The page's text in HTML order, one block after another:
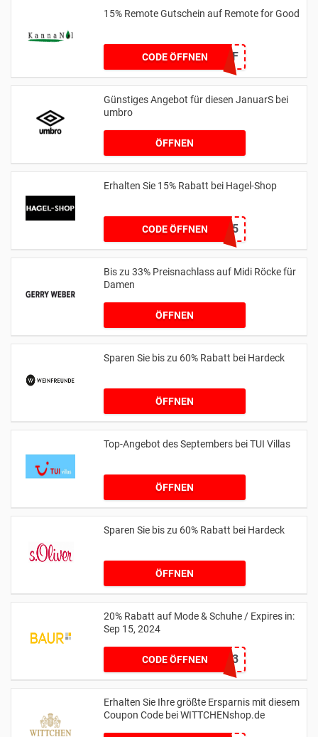
15% Remote Gutschein auf Remote for Good
CODE ÖFFNENRFG15OFF
Günstiges Angebot für diesen JanuarS bei
umbro
ÖFFNEN
Erhalten Sie 15% Rabatt bei Hagel-Shop
CODE ÖFFNENHAGEL15
Bis zu 33% Preisnachlass auf Midi Röcke für
Damen
ÖFFNEN
Sparen Sie bis zu 60% Rabatt bei Hardeck
ÖFFNEN
Top-Angebot des Septembers bei TUI Villas
ÖFFNEN
Sparen Sie bis zu 60% Rabatt bei Hardeck
ÖFFNEN
20% Rabatt auf Mode & Schuhe / Expires in:
Sep 15, 2024
CODE ÖFFNEN11173
Erhalten Sie Ihre größte Ersparnis mit diesem
Coupon Code bei WITTCHENshop.de